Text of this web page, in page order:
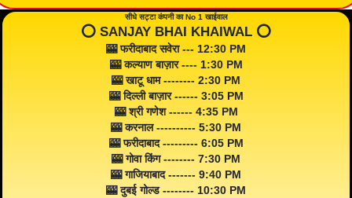
सीधे सट्टा कंपनी का No 1 खाईवाल
⭕️ SANJAY BHAI KHAIWAL ⭕️
🎰 फरीदाबाद सवेरा --- 12:30 PM
🎰 कल्याण बाज़ार ---- 1:30 PM
🎰 खाटू धाम -------- 2:30 PM
🎰 दिल्ली बाज़ार ------ 3:05 PM
🎰 श्री गणेश ------ 4:35 PM
🎰 करनाल ---------- 5:30 PM
🎰 फरीदाबाद --------- 6:05 PM
🎰 गोवा किंग -------- 7:30 PM
🎰 गाजियाबाद ------- 9:40 PM
🎰 दुबई गोल्ड -------- 10:30 PM